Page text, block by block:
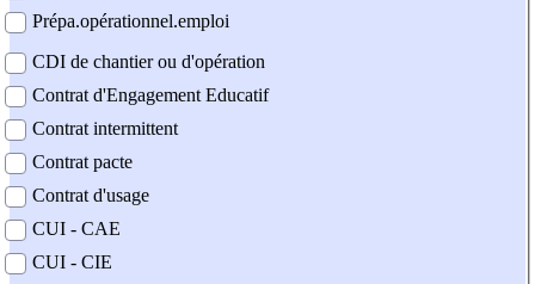
Prépa.opérationnel.emploi
CDI de chantier ou d'opération
Contrat d'Engagement Educatif
Contrat intermittent
Contrat pacte
Contrat d'usage
CUI - CAE
CUI - CIE